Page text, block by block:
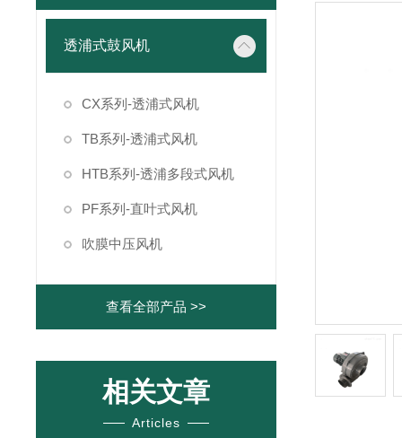
透浦式鼓风机
CX系列-透浦式风机
TB系列-透浦式风机
HTB系列-透浦多段式风机
PF系列-直叶式风机
吹膜中压风机
查看全部产品 >>
相关文章
Articles